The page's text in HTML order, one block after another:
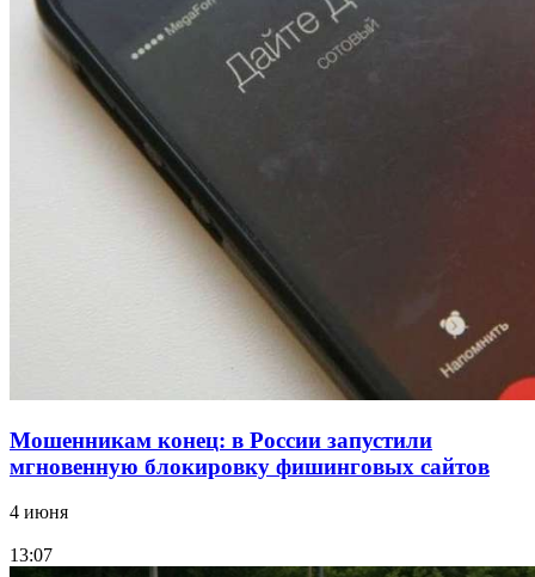
12:39
Сладкий праздник в Волгограде: в Центральном
парке прошёл фестиваль „Арбузный переполох“
Волгоградские компании нарастили экспорт:
заключены контракты на 3,6 млн долларов
Мошенникам конец: в России запустили
мгновенную блокировку фишинговых сайтов
4 июня
13:07